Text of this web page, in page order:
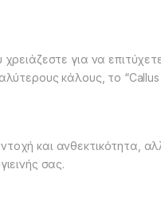
για να
κάλους, το
και ανθεκτικότητα,
σας.